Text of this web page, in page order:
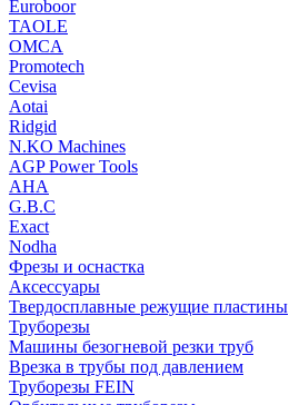
Euroboor
TAOLE
OMCA
Promotech
Cevisa
Aotai
Ridgid
N.KO Machines
AGP Power Tools
AHA
G.B.C
Exact
Nodha
Фрезы и оснастка
Аксессуары
Твердосплавные режущие пластины
Труборезы
Машины безогневой резки труб
Врезка в трубы под давлением
Труборезы FEIN